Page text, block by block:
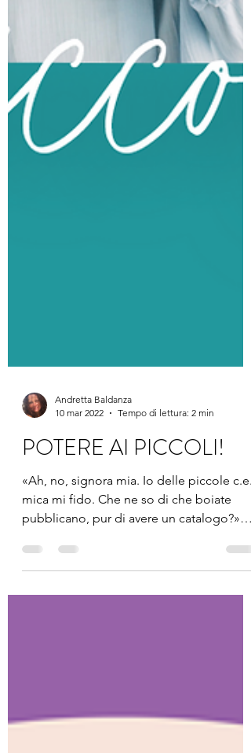
Andretta Baldanza
POTERE AI PICCOLI!
«Ah, no, signora mia. Io delle piccole c.e.
mica mi fido. Che ne so di che boiate
«Uh per carità....